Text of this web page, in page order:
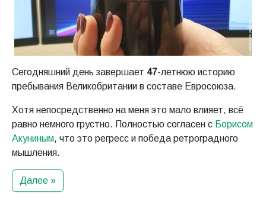
Сегодняшний день завершает 47-летнюю историю
пребывания Великобритании в составе Евросоюза.
Хотя непосредственно на меня это мало влияет, всё
равно немного грустно. Полностью согласен с Борисом
Акуниным, что это регресс и победа ретроградного
мышления.
Далее »